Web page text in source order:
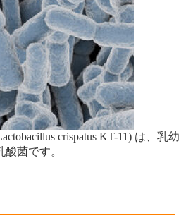
crispatus KT-11) は、乳幼
菌です。